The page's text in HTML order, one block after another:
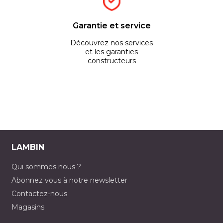
Garantie et service
Découvrez nos services
et les garanties
constructeurs
LAMBIN
Qui sommes nous ?
Abonnez vous à notre newsletter
Contactez-nous
Magasins